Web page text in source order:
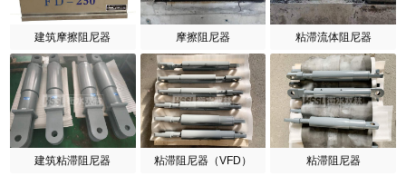
建筑摩擦阻尼器 摩擦阻尼器 粘滞流体阻尼器
建筑粘滞阻尼器 粘滞阻尼器（VFD） 粘滞阻尼器